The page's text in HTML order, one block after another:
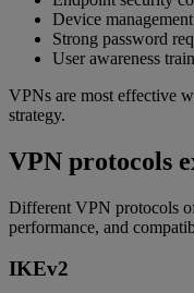
Device
Strong password
User awareness
VPNs are most effective
strategy.
VPN protocols
Different VPN protocols
performance, and
IKEv2